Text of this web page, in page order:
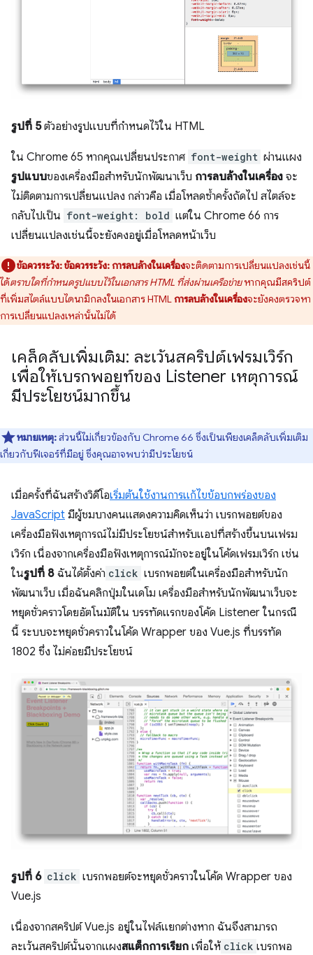
รูปที่ 5ตัวอย่างรูปแบบที่กำหนดไว้ใน HTML
ใน Chrome 65 หากคุณเปลี่ยนประกาศ font-weight ผ่านแผง
รูปแบบของเครื่องมือสำหรับนักพัฒนาเว็บ การลบล้างในเครื่อง จะ
ไม่ติดตามการเปลี่ยนแปลง กล่าวคือ เมื่อโหลดซ้ำครั้งถัดไป สไตล์จะ
กลับไปเป็น font-weight: bold แต่ใน Chrome 66 การ
เปลี่ยนแปลงเช่นนี้จะยังคงอยู่เมื่อโหลดหน้าเว็บ
ข้อควรระวัง:ข้อควรระวัง:การลบล้างในเครื่องจะติดตามการเปลี่ยนแปลงเช่นนี้
ได้ตราบใดที่กำหนดรูปแบบไว้ในเอกสาร HTML ที่ส่งผ่านเครือข่ายหากคุณมีสคริปต์
ที่เพิ่มสไตล์แบบไดนามิกลงในเอกสาร HTMLการลบล้างในเครื่องจะยังคงตรวจหา
การเปลี่ยนแปลงเหล่านั้นไม่ได้
เคล็ดลับเพิ่มเติม: ละเว้นสคริปต์เฟรมเวิร์ก
เพื่อให้เบรกพอยท์ของ Listener เหตุการณ์
มีประโยชน์มากขึ้น
หมายเหตุ:ส่วนนี้ไม่เกี่ยวข้องกับ Chrome 66 ซึ่งเป็นเพียงเคล็ดลับเพิ่มเติม
เกี่ยวกับฟีเจอร์ที่มีอยู่ ซึ่งคุณอาจพบว่ามีประโยชน์
เมื่อครั้งที่ฉันสร้างวิดีโอเริ่มต้นใช้งานการแก้ไขข้อบกพร่องของ
JavaScript มีผู้ชมบางคนแสดงความคิดเห็นว่า เบรกพอยต์ของ
เครื่องมือฟังเหตุการณ์ไม่มีประโยชน์สำหรับแอปที่สร้างขึ้นบนเฟรม
เวิร์ก เนื่องจากเครื่องมือฟังเหตุการณ์มักจะอยู่ในโค้ดเฟรมเวิร์ก เช่น
ในรูปที่ 8 ฉันได้ตั้งค่า click เบรกพอยต์ในเครื่องมือสำหรับนัก
พัฒนาเว็บ เมื่อฉันคลิกปุ่มในเดโม เครื่องมือสำหรับนักพัฒนาเว็บจะ
หยุดชั่วคราวโดยอัตโนมัติใน บรรทัดแรกของโค้ด Listener ในกรณี
นี้ ระบบจะหยุดชั่วคราวในโค้ด Wrapper ของ Vue.js ที่บรรทัด
1802 ซึ่ง ไม่ค่อยมีประโยชน์
รูปที่ 6 click เบรกพอยต์จะหยุดชั่วคราวในโค้ด Wrapper ของ
Vue.js
เนื่องจากสคริปต์ Vue.js อยู่ในไฟล์แยกต่างหาก ฉันจึงสามารถ
ละเว้นสคริปต์นั้นจากแผงสแต็กการเรียก เพื่อให้ click เบรกพอ